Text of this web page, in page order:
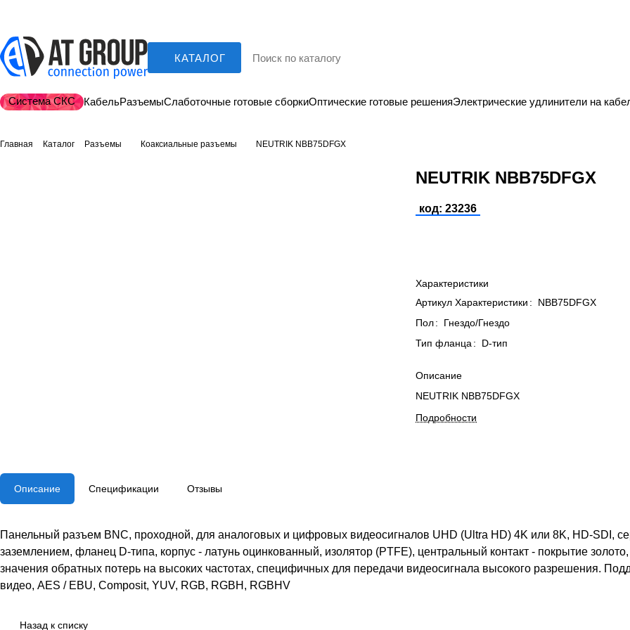
КАТАЛОГ
Система СКС КабельРазъемыСлаботочные готовые сборкиОптические готовые решенияЭлектрические удлинители на
Главная Каталог Разъемы Коаксиальные разъемы NEUTRIK NBB75DFGX
NEUTRIK NBB75DFGX
код: 23236
Характеристики
Артикул Характеристики :
NBB75DFGX
Пол:
Гнездо/Гнездо
Тип фланца : D-тип
Описание
NEUTRIK NBB75DFGX
Подробности
Описание Спецификации Отзывы
Панельный разъем BNC, проходной, для аналоговых и цифровых видеосигналов UHD (Ultra HD) 4K или 8K, HD-SDI,
заземлением, фланец D-типа, корпус - латунь оцинкованный, изолятор (PTFE), центральный контакт - покрытие
значения обратных потерь на высоких частотах, специфичных для передачи видеосигнала высокого разрешения.
видео, AES / EBU, Composit, YUV, RGB, RGBH, RGBHV
Назад к списку